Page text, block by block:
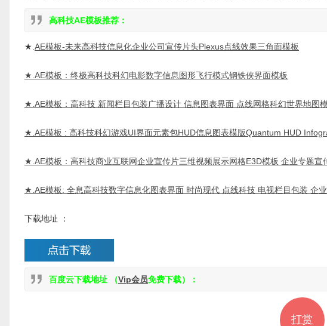
高科技AE模板推荐：
★. AE模板-未来高科技信息化企业公司宣传片头Plexus点线效果三角面模板
★.AE模板：终极高科技科幻电影数字信息图形飞行模式钢铁侠界面模板
★.AE模板：高科技 新闻栏目包装广播设计 信息图表界面 点线网格科幻世界地图
★.AE模板 : 高科技科幻游戏UI界面元素包HUD信息图表模版Quantum HUD
★.AE模板：高科技商业互联网企业宣传片三维视频展示网格E3D模板 企业专题宣
★.AE模板: 全息高科技数字信息化图表界面 时尚现代 点线科技 电视栏目包装 企
下载地址 ：
百度云下载地址 （Vip会员免费下载）：
打赏